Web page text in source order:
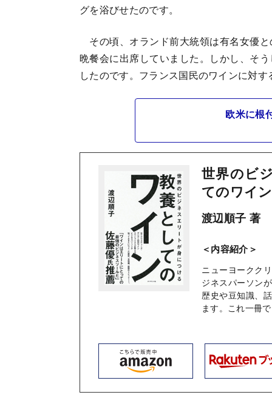
グを浴びせたのです。
その頃、オランド前大統領は有名女優
晩餐会に出席していました。しかし、そ
したのです。フランス国民のワインに対
欧米に根
世界のビ
てのワイン
渡辺順子 著
＜内容紹介＞
ニューヨークク
ジネスパーソン
歴史や豆知識、
ます。これ一冊